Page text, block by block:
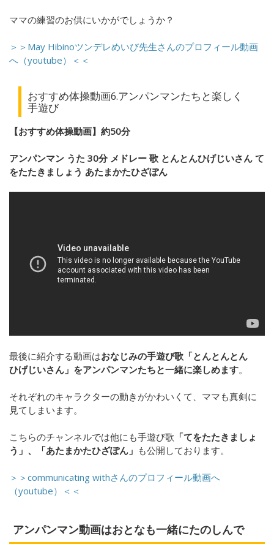
ママの練習のお供にいかがでしょうか？
＞＞May Hibinoツンデレめいび先生さんのプロフィール動画
へ（youtube）＜＜
おすすめ体操動画6.アンパンマンたちと楽しく
手遊び
【おすすめ体操動画】約50分
アンパンマン うた 30分 メドレー 歌 とんとんひげじいさん て
をたたきましょう あたまかたひざぽん
最後に紹介する動画はおなじみの手遊び歌「とんとんとん
ひげじいさん」をアンパンマンたちと一緒に楽しめます。
それぞれのキャラクターの動きがかわいくて、ママも真剣に
見てしまいます。
こちらのチャンネルでは他にも手遊び歌 「てをたたきましょ
う」、「あたまかたひざぽん」 も公開しております。
＞＞communicating withさんのプロフィール動画へ
（youtube）＜＜
アンパンマン動画はおとなも一緒にたのしんで